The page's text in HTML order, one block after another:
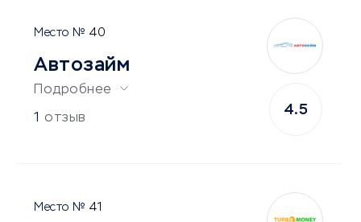
40
Автозайм
Подробнее
1 отзыв
4.5
41